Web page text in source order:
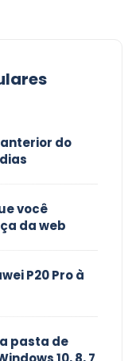
do
você
da web
P20 Pro à
pasta de